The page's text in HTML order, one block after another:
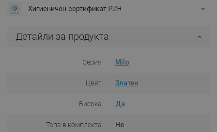
Хигиеничен сертификат PZH
Детайли за продукта
Серия Milo
Цвят Златен
Висока Да
Тапа в комплекта Не